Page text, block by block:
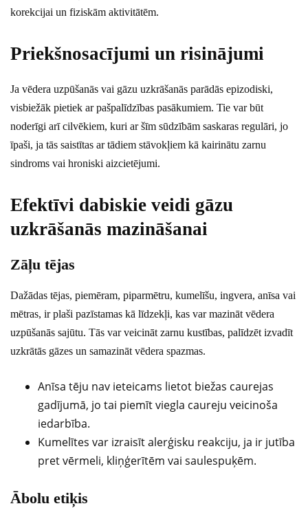
korekcijai un fiziskām aktivitātēm.
Priekšnosacījumi un risinājumi
Ja vēdera uzpūšanās vai gāzu uzkrāšanās parādās epizodiski,
visbiežāk pietiek ar pašpalīdzības pasākumiem. Tie var būt
noderīgi arī cilvēkiem, kuri ar šīm sūdzībām saskaras regulāri, jo
īpaši, ja tās saistītas ar tādiem stāvokļiem kā kairinātu zarnu
sindroms vai hroniski aizcietējumi.
Efektīvi dabiskie veidi gāzu
uzkrāšanās mazināšanai
Zāļu tējas
Dažādas tējas, piemēram, piparmētru, kumelīšu, ingvera, anīsa vai
mētras, ir plaši pazīstamas kā līdzekļi, kas var mazināt vēdera
uzpūšanās sajūtu. Tās var veicināt zarnu kustības, palīdzēt izvadīt
uzkrātās gāzes un samazināt vēdera spazmas.
Anīsa tēju nav ieteicams lietot biežas caurejas
gadījumā, jo tai piemīt viegla caureju veicinoša
iedarbība.
Kumelītes var izraisīt alerģisku reakciju, ja ir jutība
pret vērmeli, kliņģerītēm vai saulespuķēm.
Ābolu etiķis